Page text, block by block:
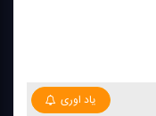
یاد اوری